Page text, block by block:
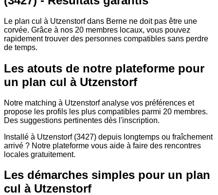
Le plan cul à Utzenstorf dans Berne ne doit pas être une
corvée. Grâce à nos 20 membres locaux, vous pouvez
rapidement trouver des personnes compatibles sans perdre
de temps.
Les atouts de notre plateforme pour
un plan cul à Utzenstorf
Notre matching à Utzenstorf analyse vos préférences et
propose les profils les plus compatibles parmi 20 membres.
Des suggestions pertinentes dès l'inscription.
Installé à Utzenstorf (3427) depuis longtemps ou fraîchement
arrivé ? Notre plateforme vous aide à faire des rencontres
locales gratuitement.
Les démarches simples pour un plan
cul à Utzenstorf